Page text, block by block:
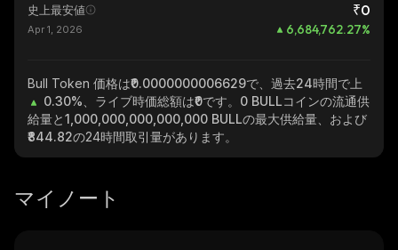
史上最安値 ₹0
Apr 1, 2026 6,684,762.27%
Bull Token 価格は₹0.0000000006629で、過去24時間で上
0.30% 、ライブ時価総額は₹0です。 0 BULLコインの流通供
給量と1,000,000,000,000,000 BULLの最大供給量、および
₹844.82の24時間取引量があります。
マイノート